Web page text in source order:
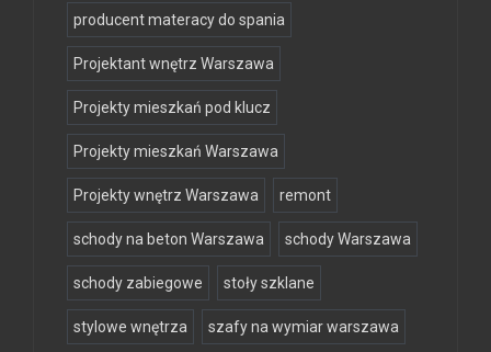
producent materacy do spania
Projektant wnętrz Warszawa
Projekty mieszkań pod klucz
Projekty mieszkań Warszawa
Projekty wnętrz Warszawa remont
schody na beton Warszawa schody Warszawa
schody zabiegowe stoły szklane
stylowe wnętrza szafy na wymiar warszawa